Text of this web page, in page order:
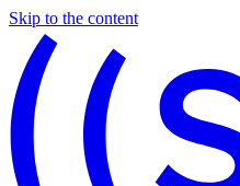
Skip to the content